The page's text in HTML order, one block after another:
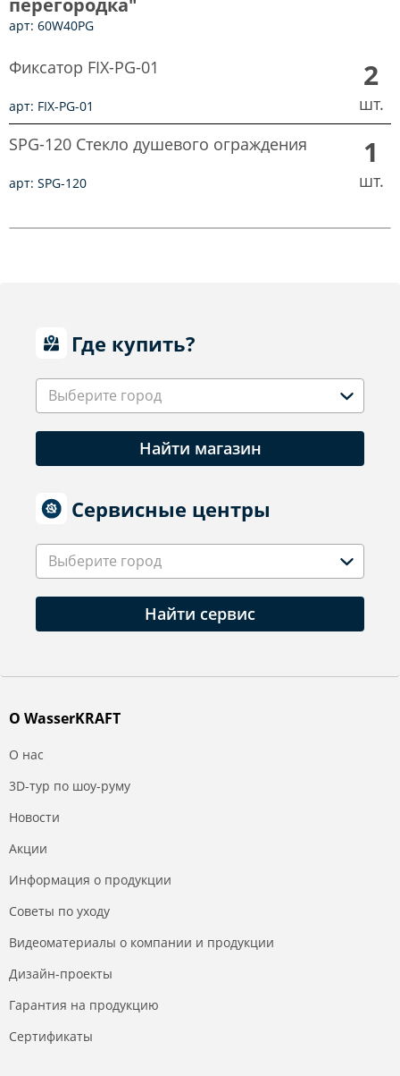
перегородка"
арт: 60W40PG
Фиксатор FIX-PG-01
арт: FIX-PG-01
2
шт.
SPG-120 Стекло душевого ограждения
арт: SPG-120
1
шт.
Где купить?
Выберите город
Найти магазин
Сервисные центры
Выберите город
Найти сервис
О WasserKRAFT
О нас
3D-тур по шоу-руму
Новости
Акции
Информация о продукции
Советы по уходу
Видеоматериалы о компании и продукции
Дизайн-проекты
Гарантия на продукцию
Сертификаты